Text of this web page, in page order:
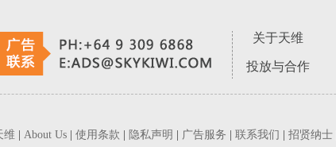
关于天维
投放与合作
维 About Us 使用条款 隐私声明 广告服务 联系我们 招贤纳士